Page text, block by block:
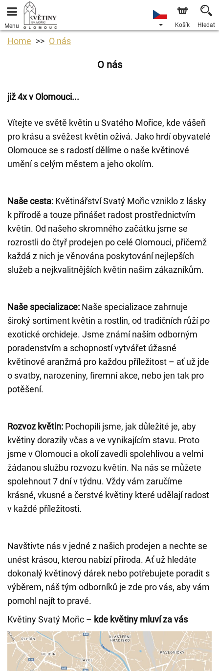
Menu Košík Hledat
Home O nás
O nás
již 4x v Olomouci...
Vítejte ve světě květin u Svatého Mořice, kde vášeň
pro krásu a svěžest květin ožívá. Jako hrdí obyvatelé
Olomouce se s radostí dělíme o naše květinové
umění s celým městem a jeho okolím.
Naše cesta: Květinářství Svatý Mořic vzniklo z lásky
k přírodě a touze přinášet radost prostřednictvím
květin. Od našeho skromného začátku jsme se
rozrostli do čtyř prodejen po celé Olomouci, přičemž
každá z nich je věnována poskytování nejlepších
služeb a nejkvalitnějších květin našim zákazníkům.
Naše specializace: Naše specializace zahrnuje
široký sortiment květin a rostlin, od tradičních růží po
exotické orchideje. Jsme známí naším odborným
poradenstvím a schopností vytvářet úžasné
květinové aranžmá pro každou příležitost – ať už jde
o svatby, narozeniny, firemní akce, nebo jen tak pro
potěšení.
Rozvoz květin: Pochopili jsme, jak důležité je, aby
květiny dorazily včas a ve vynikajícím stavu. Proto
jsme v Olomouci a okolí zavedli spolehlivou a velmi
žádanou službu rozvozu květin. Na nás se můžete
spolehnout 7 dní v týdnu. Vždy vám zaručíme
krásné, vkusné a čerstvé květiny které udělají radost
v každé příležitosti.
Navštivte nás v jedné z našich prodejen a nechte se
unést krásou, kterou nabízí příroda. Ať už hledáte
dokonalý květinový dárek nebo potřebujete poradit s
výběrem, náš tým odborníků je zde pro vás, aby vám
pomohl najít to pravé.
Květiny Svatý Mořic – kde květiny mluví za vás